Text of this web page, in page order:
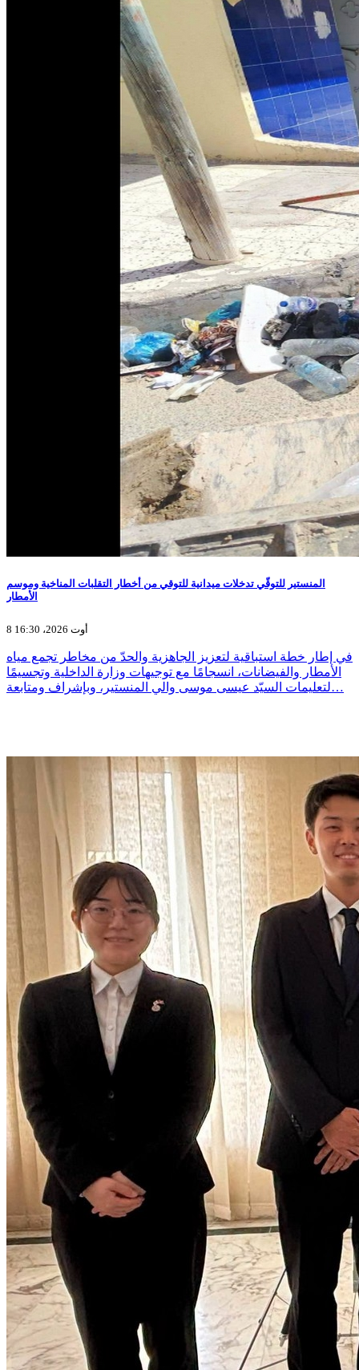
المنستير للتوقّي تدخلات ميدانية للتوقي من أخطار التقلبات المناخية وموسم
الأمطار
8 أوت 2026، 16:30
في إطار خطة استباقية لتعزيز الجاهزية والحدّ من مخاطر تجمع مياه
الأمطار والفيضانات، انسجامًا مع توجيهات وزارة الداخلية وتجسيمًا
لتعليمات السيّد عيسى موسى والي المنستير، وبإشراف ومتابعة…